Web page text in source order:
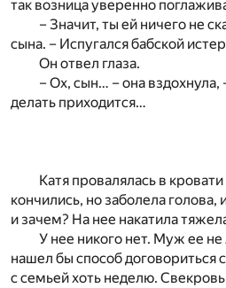
так возница уверенно
– Значит, ты ей ничего не
сына. – Испугался бабской
Он отвел глаза.
– Ох, сын… – она вздохнула,
делать приходится…
Катя провалялась в
кончились, но заболела голова,
и зачем? На нее накатила
У нее никого нет. Муж ее
нашел бы способ договориться
с семьей хоть неделю.